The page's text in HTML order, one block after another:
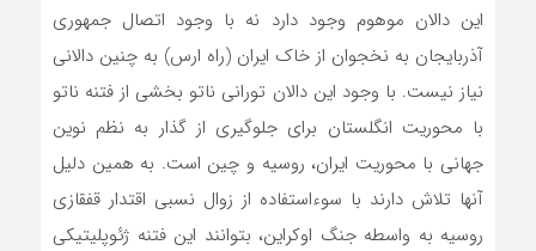
این دالان موهوم وجود دارد نه با وجود اتصال جمهوری
آذربایجان به نخجوان از خاک ایران (راه ارس) به چنین دالانی
نیاز نیست. با وجود این دالان تورانی ناتو بخشی از فتنه ناتو
با محوریت انگلستان برای جلوگیری از گذار به نظم نوین
جهانی با محوریت ایران، روسیه و چین است. به همین دلیل
آنها تلاش دارند با سوءاستفاده از زوال نسبی اقتدار قفقازی
روسیه به واسطه جنگ اوکراین، بتوانند این فتنه ژئوپلیتیکی